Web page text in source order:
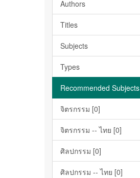
Authors
Titles
Subjects
Types
Recommended Subjects
จิตรกรรม [0]
จิตรกรรม -- ไทย [0]
ศิลปกรรม [0]
ศิลปกรรม -- ไทย [0]